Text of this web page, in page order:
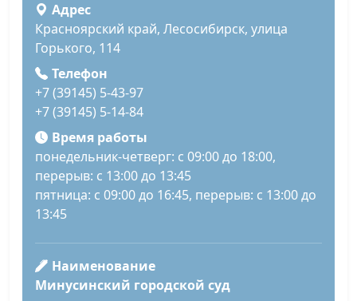
Адрес
Красноярский край, Лесосибирск, улица
Горького, 114
Телефон
+7 (39145) 5-43-97
+7 (39145) 5-14-84
Время работы
понедельник-четверг: с 09:00 до 18:00,
перерыв: с 13:00 до 13:45
пятница: с 09:00 до 16:45, перерыв: с 13:00 до
13:45
Наименование
Минусинский городской суд